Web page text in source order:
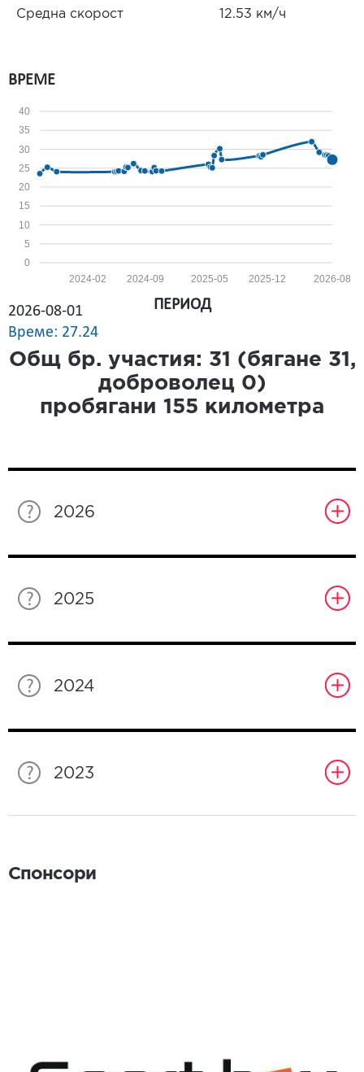
Средна скорост 12.53 км/ч
ВРЕМЕ
0
5
10
15
20
25
30
35
40
2026-08
2025-12
2025-05
2024-09
2024-02
2026-08-01
Време: 27.24
ПЕРИОД
Общ бр. участия: 31 (бягане 31 ,
доброволец 0)
пробягани 155 километра
2026
2025
2024
2023
Спонсори